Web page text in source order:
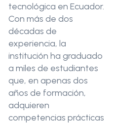
tecnológica en Ecuador.
Con más de dos
décadas de
experiencia, la
institución ha graduado
a miles de estudiantes
que, en apenas dos
años de formación,
adquieren
competencias prácticas